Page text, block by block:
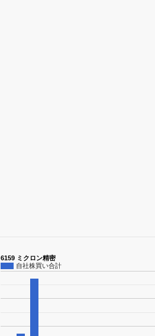
6159 ミクロン精密
自社株買い合計